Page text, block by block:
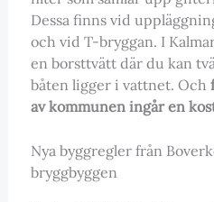
Dessa finns vid
och vid T-bryggan. I
en borsttvätt där du kan
båten ligger i vattnet. Och
av kommunen ingår en
Nya byggregler från
bryggbyggen